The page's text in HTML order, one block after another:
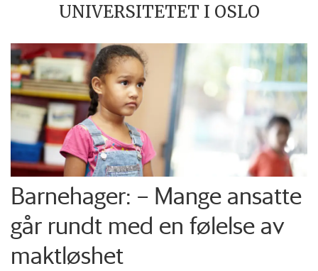
UNIVERSITETET I OSLO
Barnehager: – Mange ansatte
går rundt med en følelse av
maktløshet